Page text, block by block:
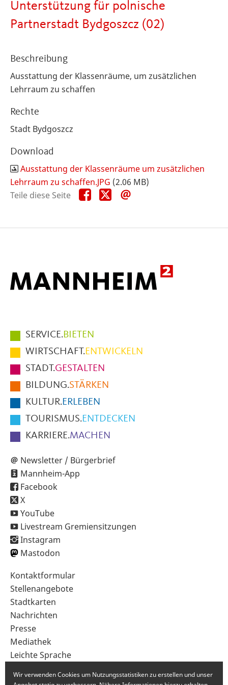
Unterstützung für polnische
Partnerstadt Bydgoszcz (02)
Beschreibung
Ausstattung der Klassenräume, um zusätzlichen
Lehrraum zu schaffen
Rechte
Stadt Bydgoszcz
Download
Ausstattung der Klassenräume um zusätzlichen
Lehrraum zu schaffen.JPG (2.06 MB)
Teile diese Seite
Teile
diese
Teile
diese
Hauptmenüpunkte
im
Fußbereich
der
Seite
SERVICE.BIETEN
WIRTSCHAFT.ENTWICKELN
STADT.GESTALTEN
BILDUNG.STÄRKEN
KULTUR.ERLEBEN
TOURISMUS.ENTDECKEN
KARRIERE.MACHEN
Newsletter / Bürgerbrief
Mannheim-App
Facebook
X
YouTube
Livestream Gremiensitzungen
Instagram
Mastodon
Sekundärnavigation
im
Fußbereich
Kontaktformular
Stellenangebote
Stadtkarten
Nachrichten
Presse
Mediathek
Leichte Sprache
Wir verwenden Cookies um Nutzungsstatistiken zu erstellen und unser